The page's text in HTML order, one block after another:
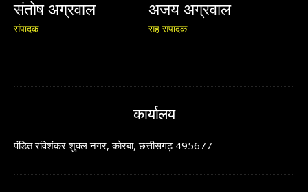
संतोष अग्रवाल
संपादक
अजय अग्रवाल
सह संपादक
कार्यालय
पंडित रविशंकर शुक्ल नगर, कोरबा, छत्तीसगढ़ 495677